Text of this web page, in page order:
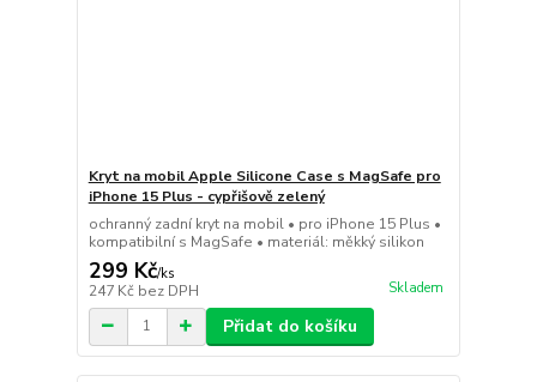
Kryt na mobil Apple Silicone Case s MagSafe pro
iPhone 15 Plus - cypřišově zelený
ochranný zadní kryt na mobil • pro iPhone 15 Plus •
kompatibilní s MagSafe • materiál: měkký silikon
299 Kč/ks
247 Kč bez DPH Skladem
Přidat do košíku